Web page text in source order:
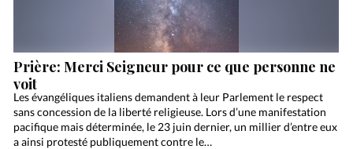
Prière: Merci Seigneur pour ce que personne ne
voit
Les évangéliques italiens demandent à leur Parlement le respect
sans concession de la liberté religieuse. Lors d’une manifestation
pacifique mais déterminée, le 23 juin dernier, un millier d’entre eux
a ainsi protesté publiquement contre le…